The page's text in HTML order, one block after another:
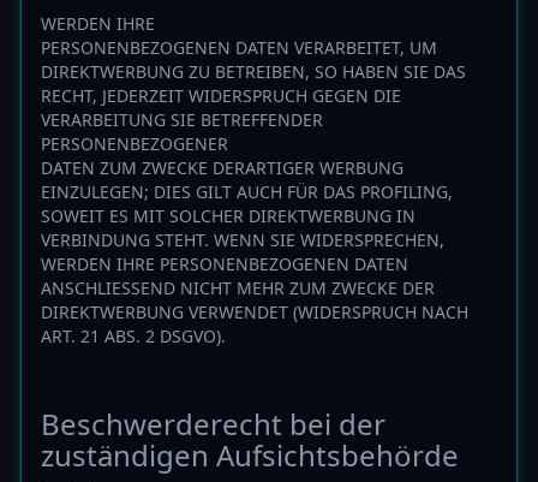
WERDEN IHRE
PERSONENBEZOGENEN DATEN VERARBEITET, UM
DIREKTWERBUNG ZU BETREIBEN, SO HABEN SIE DAS
RECHT, JEDERZEIT WIDERSPRUCH GEGEN DIE
VERARBEITUNG SIE BETREFFENDER
PERSONENBEZOGENER
DATEN ZUM ZWECKE DERARTIGER WERBUNG
EINZULEGEN; DIES GILT AUCH FÜR DAS PROFILING,
SOWEIT ES MIT SOLCHER DIREKTWERBUNG IN
VERBINDUNG STEHT. WENN SIE WIDERSPRECHEN,
WERDEN IHRE PERSONENBEZOGENEN DATEN
ANSCHLIESSEND NICHT MEHR ZUM ZWECKE DER
DIREKTWERBUNG VERWENDET (WIDERSPRUCH NACH
ART. 21 ABS. 2 DSGVO).
Beschwerde­recht bei der
zuständigen Aufsichts­behörde